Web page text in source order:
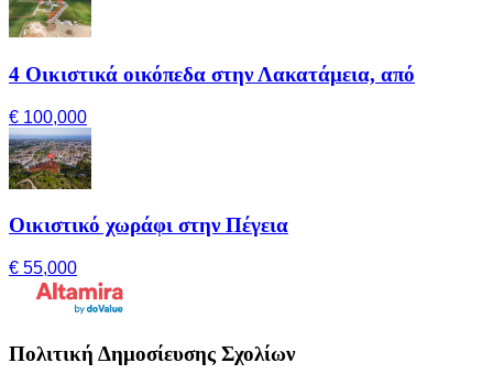
4 Οικιστικά οικόπεδα στην Λακατάμεια, από
€ 100,000
Οικιστικό χωράφι στην Πέγεια
€ 55,000
Πολιτική Δημοσίευσης Σχολίων